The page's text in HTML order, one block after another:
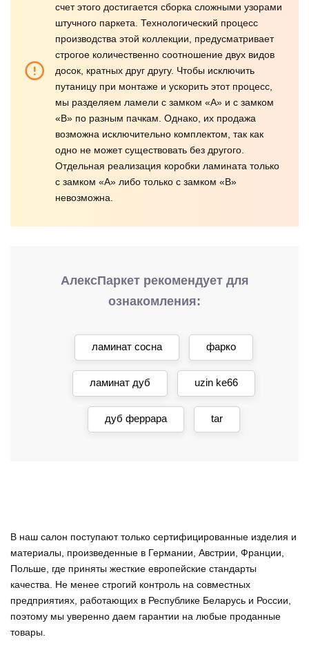
счет этого достигается сборка сложными узорами
штучного паркета. Технологический процесс
производства этой коллекции, предусматривает
строгое количественно соотношение двух видов
досок, кратных друг другу. Чтобы исключить
путаницу при монтаже и ускорить этот процесс,
мы разделяем ламели с замком «А» и с замком
«В» по разным пачкам. Однако, их продажа
возможна исключительно комплектом, так как
одно не может существовать без другого.
Отдельная реализация коробки ламината только
с замком «А» либо только с замком «В»
невозможна.
АлексПаркет рекомендует для
ознакомления:
ламинат сосна фарко
ламинат дуб uzin ke66
дуб феррара tar
В наш салон поступают только сертифицированные изделия и
материалы, произведенные в Германии, Австрии, Франции,
Польше, где приняты жесткие европейские стандарты
качества. Не менее строгий контроль на совместных
предприятиях, работающих в Республике Беларусь и России,
поэтому мы уверенно даем гарантии на любые проданные
товары